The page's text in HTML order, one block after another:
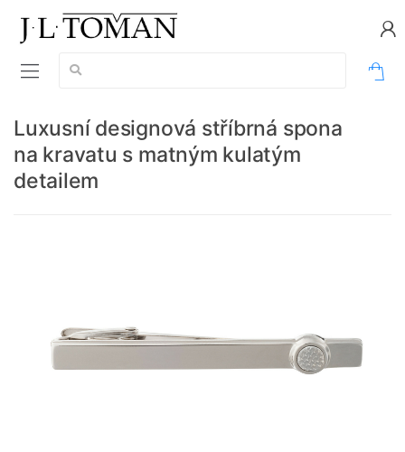
Vyhledávání:
Luxusní designová stříbrná spona
na kravatu s matným kulatým
detailem